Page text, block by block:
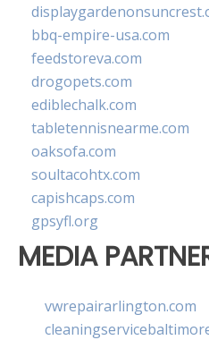
bbq-empire-usa.com
feedstoreva.com
drogopets.com
ediblechalk.com
tabletennisnearme.com
oaksofa.com
soultacohtx.com
capishcaps.com
gpsyfl.org
MEDIA
vwrepairarlington.com